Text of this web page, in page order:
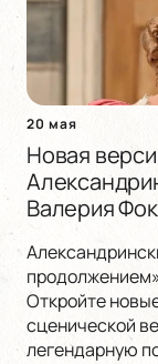
20 мая
Новая
Валерия
Откройте
сценической
легендарную